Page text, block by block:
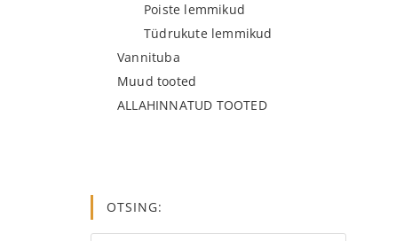
Poiste lemmikud
Tüdrukute lemmikud
Vannituba
Muud tooted
ALLAHINNATUD TOOTED
OTSING: